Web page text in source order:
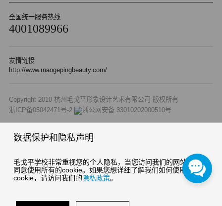
全国统一服务热线
4001089966
友情链接
http://www.maogepingbeauty.com/
Copyright 2010 杭州毛戈平形象设计艺术有限公司 版权所有
浙ICP备05042471号-2
浙公网安备 33010202000510号
数据保护和隐私声明
毛戈平学校非常重视您的个人隐私，当您访问我们的网站时，请
同意使用所有的cookie。如果您想详细了解我们如何使用
cookie，请访问我们的隐私政策。